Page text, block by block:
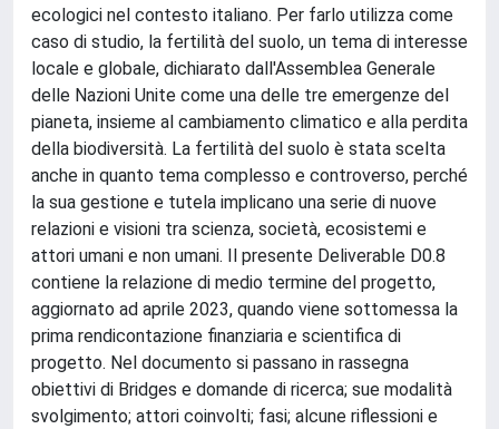
ecologici nel contesto italiano. Per farlo utilizza come
caso di studio, la fertilità del suolo, un tema di interesse
locale e globale, dichiarato dall'Assemblea Generale
delle Nazioni Unite come una delle tre emergenze del
pianeta, insieme al cambiamento climatico e alla perdita
della biodiversità. La fertilità del suolo è stata scelta
anche in quanto tema complesso e controverso, perché
la sua gestione e tutela implicano una serie di nuove
relazioni e visioni tra scienza, società, ecosistemi e
attori umani e non umani. Il presente Deliverable D0.8
contiene la relazione di medio termine del progetto,
aggiornato ad aprile 2023, quando viene sottomessa la
prima rendicontazione finanziaria e scientifica di
progetto. Nel documento si passano in rassegna
obiettivi di Bridges e domande di ricerca; sue modalità
svolgimento; attori coinvolti; fasi; alcune riflessioni e